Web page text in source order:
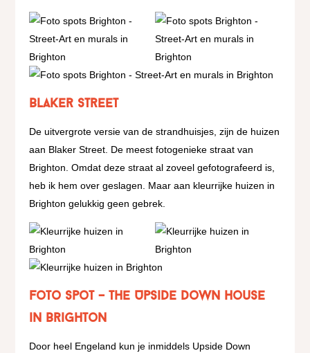
Blaker Street
De uitvergrote versie van de strandhuisjes, zijn de huizen
aan Blaker Street. De meest fotogenieke straat van
Brighton. Omdat deze straat al zoveel gefotografeerd is,
heb ik hem over geslagen. Maar aan kleurrijke huizen in
Brighton gelukkig geen gebrek.
Foto spot – The Upside Down House
in Brighton
Door heel Engeland kun je inmiddels Upside Down